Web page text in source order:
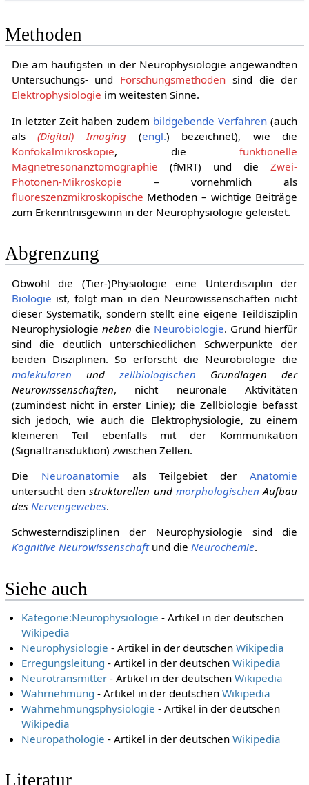
Methoden
Die am häufigsten in der Neurophysiologie angewandten
Untersuchungs- und Forschungsmethoden sind die der
Elektrophysiologie im weitesten Sinne.
In letzter Zeit haben zudem bildgebende Verfahren (auch
als(Digital) Imaging(engl.) bezeichnet), wie die
Konfokalmikroskopie, diefunktionelle
Magnetresonanztomographie (fMRT) und dieZwei-
Photonen-Mikroskopie – vornehmlich als
fluoreszenzmikroskopische Methoden – wichtige Beiträge
zum Erkenntnisgewinn in der Neurophysiologie geleistet.
Abgrenzung
Obwohl die (Tier-)Physiologie eine Unterdisziplin der
Biologie ist, folgt man in den Neurowissenschaften nicht
dieser Systematik, sondern stellt eine eigene Teildisziplin
Neurophysiologie neben die Neurobiologie. Grund hierfür
sind die deutlich unterschiedlichen Schwerpunkte der
beiden Disziplinen. So erforscht die Neurobiologie die
molekularen undzellbiologischen Grundlagen
der
Neurowissenschaften, nicht neuronale Aktivitäten
(zumindest nicht in erster Linie); die Zellbiologie befasst
sich jedoch, wie auch die Elektrophysiologie, zu einem
kleineren Teil ebenfalls mit der Kommunikation
(Signaltransduktion) zwischen Zellen.
Die Neuroanatomie als Teilgebiet derAnatomie
untersucht denstrukturellen und morphologischen Aufbau
des Nervengewebes.
Schwesterndisziplinen der Neurophysiologie sind die
Kognitive Neurowissenschaftund die Neurochemie.
Siehe auch
Kategorie:Neurophysiologie - Artikel in der deutschen
Wikipedia
Neurophysiologie - Artikel in der deutschenWikipedia
Erregungsleitung - Artikel in der deutschenWikipedia
Neurotransmitter - Artikel in der deutschenWikipedia
Wahrnehmung - Artikel in der deutschenWikipedia
Wahrnehmungsphysiologie - Artikel in der deutschen
Wikipedia
Neuropathologie - Artikel in der deutschenWikipedia
Literatur